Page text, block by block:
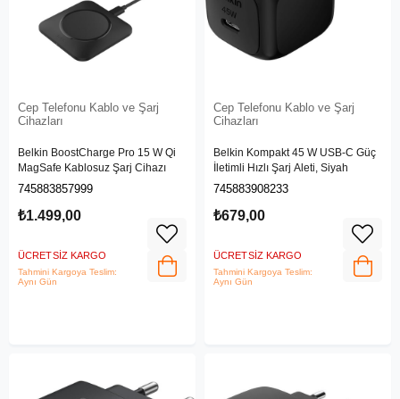
Cep Telefonu Kablo ve Şarj
Cihazları
Belkin BoostCharge Pro 15 W Qi
MagSafe Kablosuz Şarj Cihazı
745883857999
₺1.499,00
ÜCRETSIZ KARGO
Tahmini Kargoya Teslim:
Aynı Gün
Cep Telefonu Kablo ve Şarj
Cihazları
Belkin Kompakt 45 W USB-C Güç
İletimli Hızlı Şarj Aleti, Siyah
745883908233
₺679,00
ÜCRETSIZ KARGO
Tahmini Kargoya Teslim:
Aynı Gün